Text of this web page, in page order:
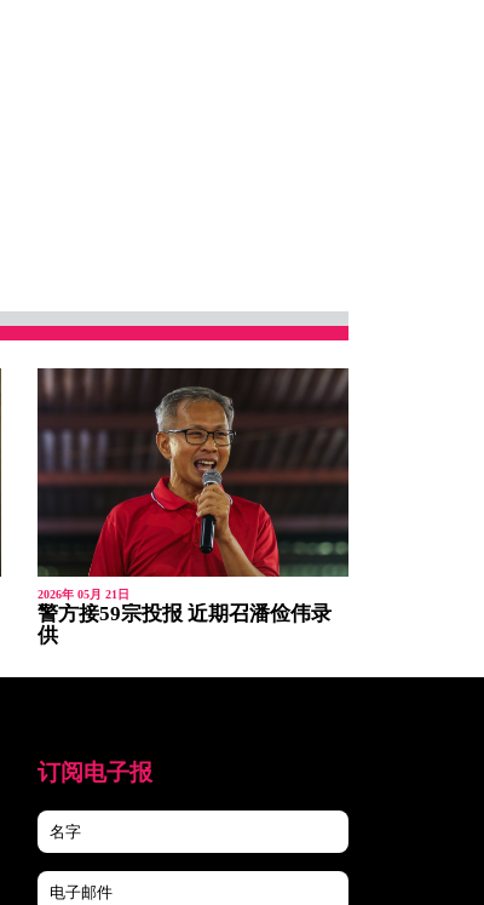
2026年 05月 21日
警方接59宗投报 近期召潘俭伟录
供
订阅电子报